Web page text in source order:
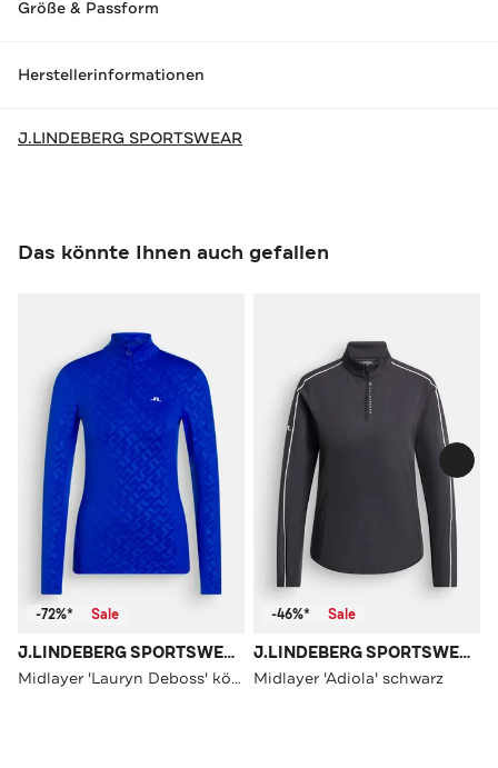
Größe & Passform
Herstellerinformationen
J.LINDEBERG SPORTSWEAR
Das könnte Ihnen auch gefallen
-72%* Sale
J.LINDEBERG SPORTSWEAR
Midlayer 'Lauryn Deboss' königsblau
-46%* Sale
J.LINDEBERG SPORTSWEAR
Midlayer 'Adiola' schwarz